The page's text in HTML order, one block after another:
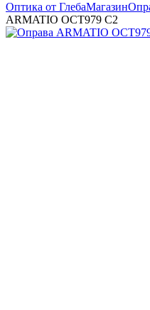
Оптика от ГлебаМагазин
ARMATIO OCT979 C2